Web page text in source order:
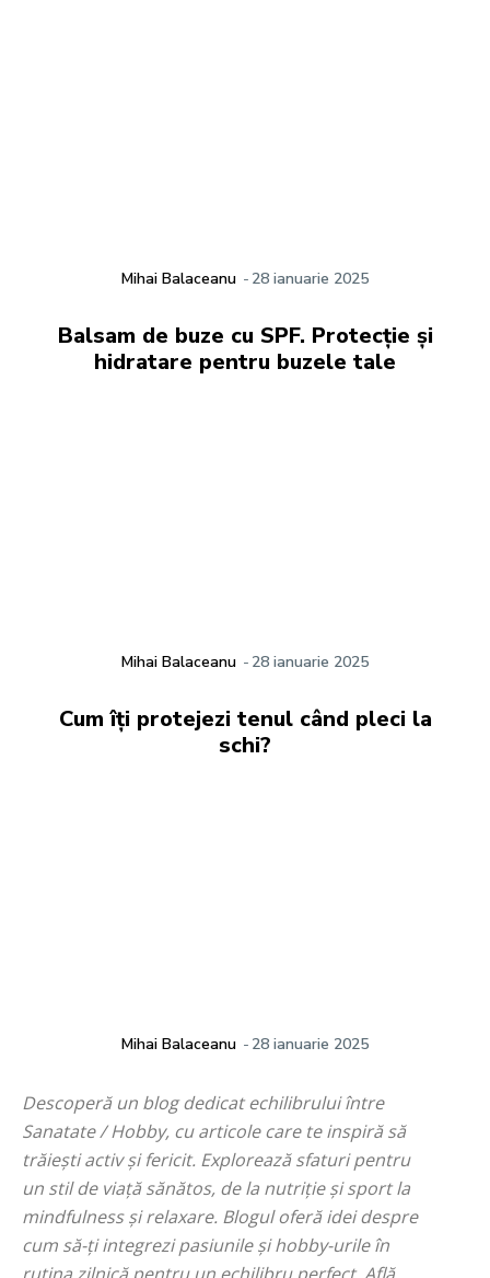
Mihai Balaceanu - 28 ianuarie 2025
Balsam de buze cu SPF. Protecție și
hidratare pentru buzele tale
Mihai Balaceanu - 28 ianuarie 2025
Cum îți protejezi tenul când pleci la
schi?
Mihai Balaceanu - 28 ianuarie 2025
Descoperă un blog dedicat echilibrului între
Sanatate / Hobby, cu articole care te inspiră să
trăiești activ și fericit. Explorează sfaturi pentru
un stil de viață sănătos, de la nutriție și sport la
mindfulness și relaxare. Blogul oferă idei despre
cum să-ți integrezi pasiunile și hobby-urile în